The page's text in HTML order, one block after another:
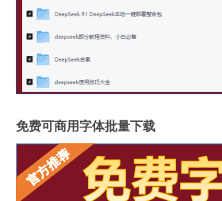
免费可商用字体批量下载